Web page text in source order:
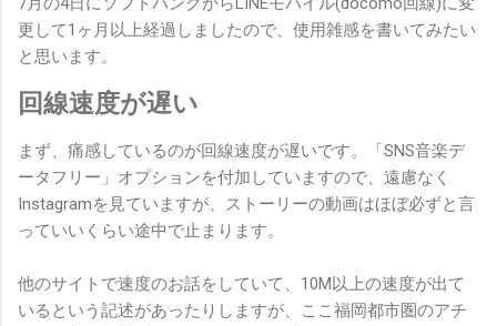
更して1ヶ月以上経過しましたので、使用雑感を書いてみたい
と思います。
回線速度が遅い
まず、痛感しているのが回線速度が遅いです。「SNS音楽デ
ータフリー」オプションを付加していますので、遠慮なく
Instagramを見ていますが、ストーリーの動画はほぼ必ずと言
っていいくらい途中で止まります。
他のサイトで速度のお話をしていて、10M以上の速度が出て
いるという記述があったりしますが、ここ福岡都市圏のアチ